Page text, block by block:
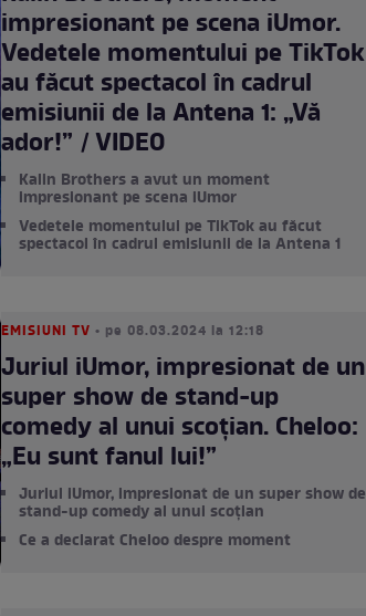
impresionant pe scena iUmor.
Vedetele momentului pe TikTok
au făcut spectacol în cadrul
emisiunii de la Antena 1: „Vă
ador!” / VIDEO
Kalin Brothers a avut un moment
impresionant pe scena iUmor
Vedetele momentului pe TikTok au făcut
spectacol în cadrul emisiunii de la Antena 1
EMISIUNI TV • pe 08.03.2024 la 12:18
Juriul iUmor, impresionat de un
super show de stand-up
comedy al unui scoțian. Cheloo:
„Eu sunt fanul lui!”
Juriul iUmor, impresionat de un super show de
stand-up comedy al unui scoțian
Ce a declarat Cheloo despre moment